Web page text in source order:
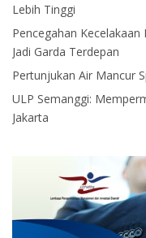
Lebih Tinggi
Pencegahan
Jadi Garda Terdepan
Pertunjukan Air Mancur
ULP Semanggi:
Jakarta